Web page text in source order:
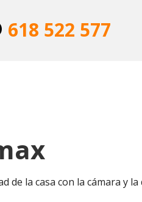
618 522 577
de la casa con la cámara y